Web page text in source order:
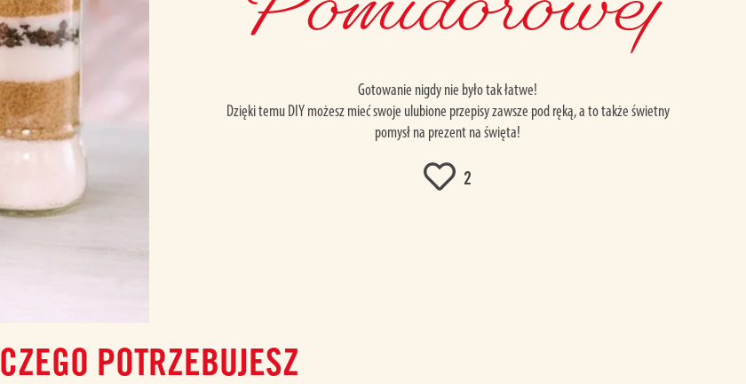
Pomidorowej
Gotowanie nigdy nie było tak łatwe!
Dzięki temu DIY możesz mieć swoje ulubione przepisy zawsze pod ręką, a to także świetny
pomysł na prezent na święta!
2
CZEGO POTRZEBUJESZ